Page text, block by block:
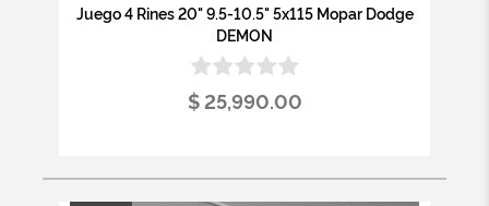
Juego 4 Rines 20" 9.5-10.5" 5x115 Mopar Dodge
DEMON
$ 25,990.00